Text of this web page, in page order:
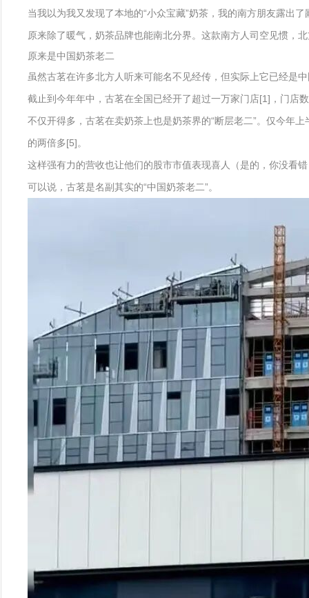
当我以为我又发现了本地的“小众宝藏”奶茶，我的南方朋友露出
原来除了暖气，奶茶品牌也能南北分界。这款南方人司空见惯
原来是中国奶茶老二
虽然古茗在许多北方人听来可能名不见经传，但实际上它已经是
截止到今年年中，古茗在全国已经开了超过一万家门店[1]，门店
不仅开得多，古茗在卖奶茶上也是奶茶界的“断层老二”。仅今年
的两倍多[5]。
这样强有力的营收也让他们的股市市值表现喜人（是的，你没看
可以说，古茗是名副其实的“中国奶茶老二”。